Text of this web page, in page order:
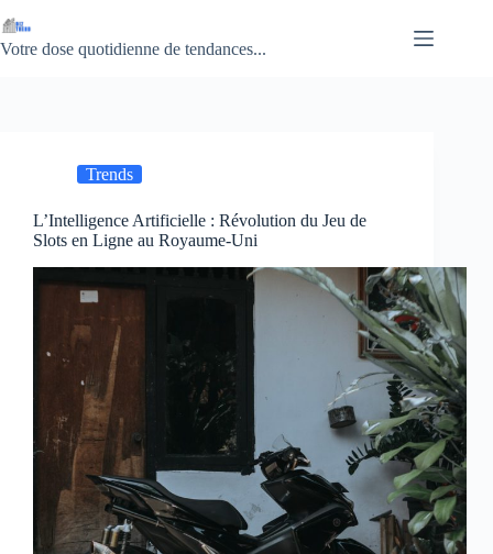
au
contenu
Votre dose quotidienne de tendances...
Trends
L’Intelligence Artificielle : Révolution du Jeu de
Slots en Ligne au Royaume-Uni